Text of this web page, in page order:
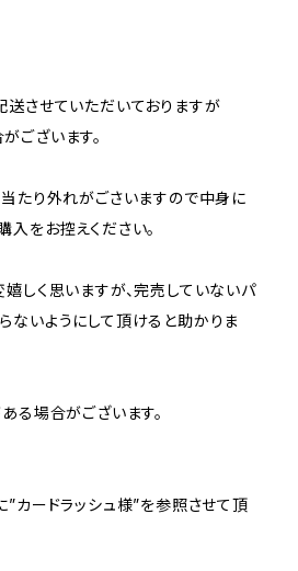
させていただいておりますが
ございます。
たり外れがごさいますので中身に
をお控えください。
しく思いますが、完売していないパ
ないようにして頂けると助かりま
る場合がございます。
カードラッシュ様”を参照させて頂